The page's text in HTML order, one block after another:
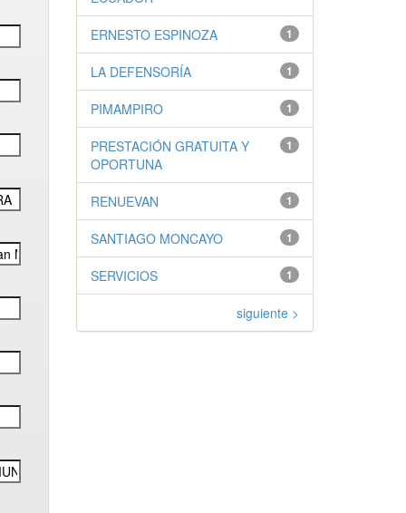
1
ERNESTO ESPINOZA
1
LA DEFENSORÍA
1
PIMAMPIRO
1
PRESTACIÓN GRATUITA Y
OPORTUNA
1
RENUEVAN
1
SANTIAGO MONCAYO
1
SERVICIOS
siguiente >